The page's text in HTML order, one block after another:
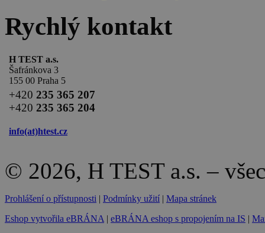
Rychlý kontakt
H TEST a.s.
Šafránkova 3
155 00 Praha 5
+420 235 365 207
+420 235 365 204
info(at)htest.cz
© 2026, H TEST a.s. –
Prohlášení o přístupnosti | Podmínky užití | Mapa stránek
Eshop vytvořila eBRÁNA | eBRÁNA eshop s propojením na IS |